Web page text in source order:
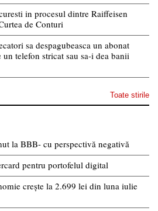
in procesul dintre Raiffeisen
de Conturi
sa despagubeasca un abonat
telefon stricat sau sa-i dea banii
Toate stirile
la BBB- cu perspectivă negativă
pentru portofelul digital
crește la 2.699 lei din luna iulie